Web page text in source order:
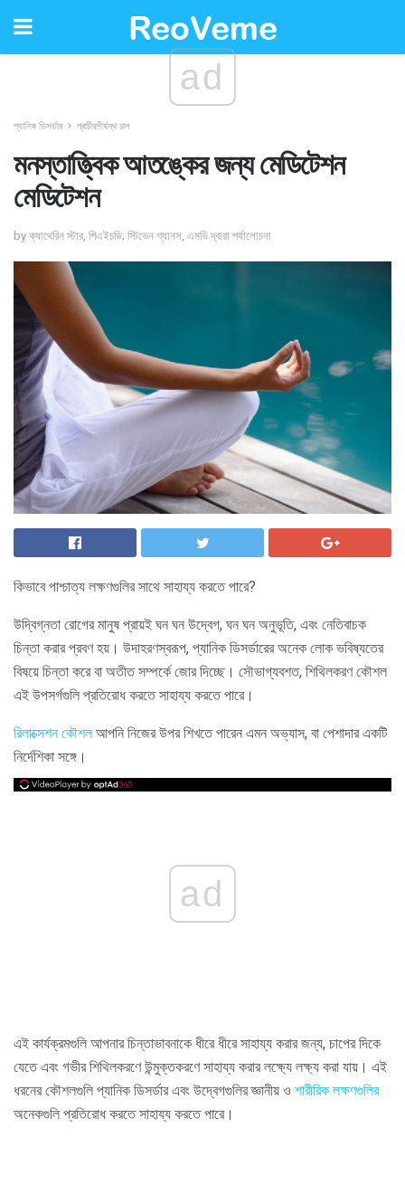
ad
প্যানিক ডিসর্ডার প্রাচীরশীর্ষস্থ ঢাল
মনস্তাত্ত্বিক আতঙ্কের জন্য মেডিটেশন
মেডিটেশন
by ক্যাথেরিন স্টার, পিএইচডি; স্টিভেন গ্যানস, এমডি দ্বারা পর্যালোচনা
কিভাবে পাশ্চাত্য লক্ষণগুলির সাথে সাহায্য করতে পারে?
উদ্বিগ্নতা রোগের মানুষ প্রায়ই ঘন ঘন উদ্বেগ, ঘন ঘন অনুভূতি, এবং নেতিবাচক
চিন্তা করার প্রবণ হয়। উদাহরণস্বরূপ, প্যানিক ডিসর্ডারের অনেক লোক ভবিষ্যতের
বিষয়ে চিন্তা করে বা অতীত সম্পর্কে জোর দিচ্ছে। সৌভাগ্যবশত, শিথিলকরণ কৌশল
এই উপসর্গগুলি প্রতিরোধ করতে সাহায্য করতে পারে।
রিলাক্সেশন কৌশল আপনি নিজের উপর শিখতে পারেন এমন অভ্যাস, বা পেশাদার একটি
নির্দেশিকা সঙ্গে।
ad
এই কার্যক্রমগুলি আপনার চিন্তাভাবনাকে ধীরে ধীরে সাহায্য করার জন্য, চাপের দিকে
যেতে এবং গভীর শিথিলকরণে উন্মুক্তকরণে সাহায্য করার লক্ষ্যে লক্ষ্য করা যায়। এই
ধরনের কৌশলগুলি প্যানিক ডিসর্ডার এবং উদ্বেগগুলির জ্ঞানীয় ও শারীরিক লক্ষণগুলির
অনেকগুলি প্রতিরোধ করতে সাহায্য করতে পারে।